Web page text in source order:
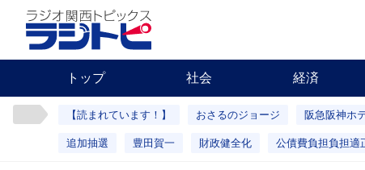
トップ 社会 経済
【読まれています！】 おさるのジョージ 阪急阪神ホ
追加抽選 豊田賀一 財政健全化 公債費負担負担適